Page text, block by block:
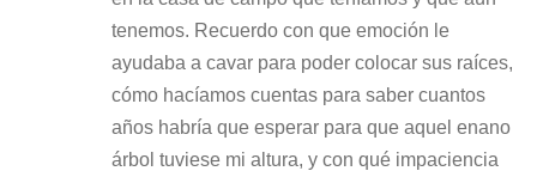
tenemos. Recuerdo con que emoción le
ayudaba a cavar para poder colocar sus raíces,
cómo hacíamos cuentas para saber cuantos
años habría que esperar para que aquel enano
árbol tuviese mi altura, y con qué impaciencia